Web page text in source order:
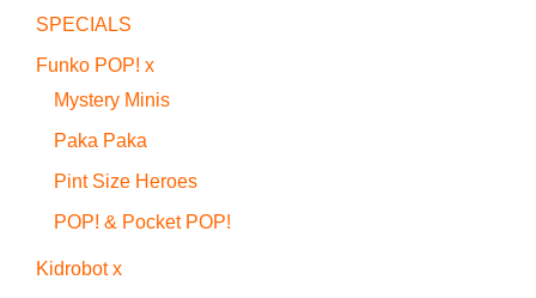
SPECIALS
Funko POP! x
Mystery Minis
Paka Paka
Pint Size Heroes
POP! & Pocket POP!
Kidrobot x